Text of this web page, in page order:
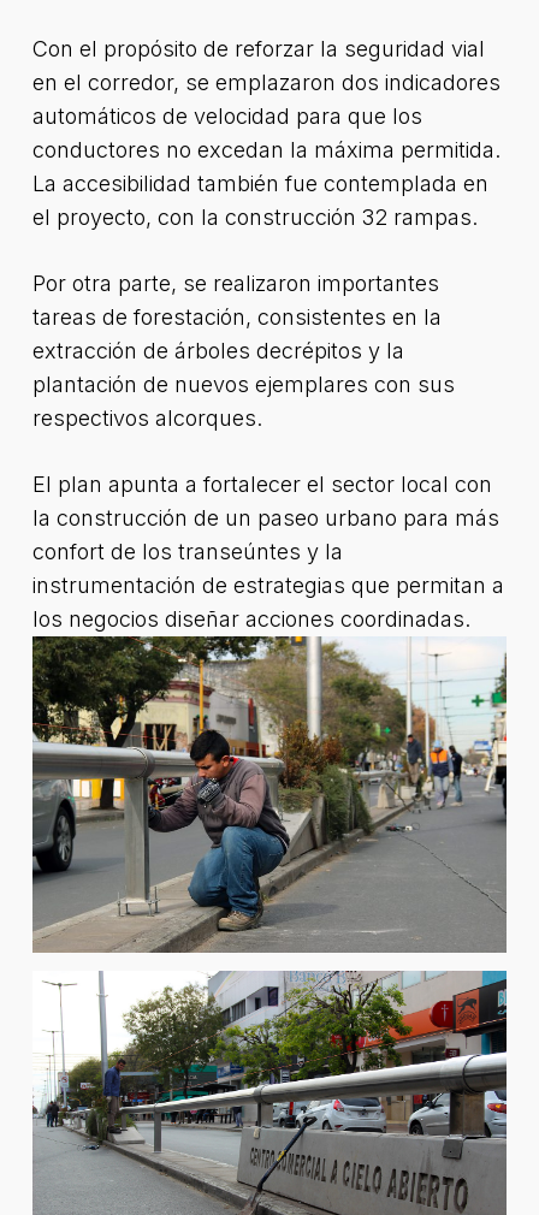
Con el propósito de reforzar la seguridad vial
en el corredor, se emplazaron dos indicadores
automáticos de velocidad para que los
conductores no excedan la máxima permitida.
La accesibilidad también fue contemplada en
el proyecto, con la construcción 32 rampas.
Por otra parte, se realizaron importantes
tareas de forestación, consistentes en la
extracción de árboles decrépitos y la
plantación de nuevos ejemplares con sus
respectivos alcorques.
El plan apunta a fortalecer el sector local con
la construcción de un paseo urbano para más
confort de los transeúntes y la
instrumentación de estrategias que permitan a
los negocios diseñar acciones coordinadas.